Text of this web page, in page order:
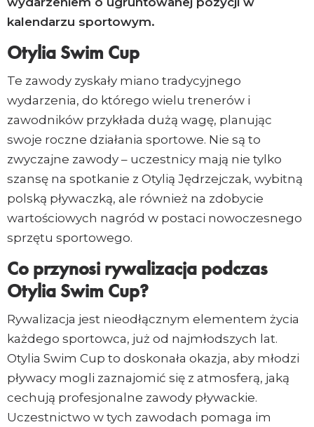
kalendarzu sportowym.
Otylia Swim Cup
Te zawody zyskały miano tradycyjnego
wydarzenia, do którego wielu trenerów i
zawodników przykłada dużą wagę, planując
swoje roczne działania sportowe. Nie są to
zwyczajne zawody – uczestnicy mają nie tylko
szansę na spotkanie z Otylią Jędrzejczak, wybitną
polską pływaczką, ale również na zdobycie
wartościowych nagród w postaci nowoczesnego
sprzętu sportowego.
Co przynosi rywalizacja podczas
Otylia Swim Cup?
Rywalizacja jest nieodłącznym elementem życia
każdego sportowca, już od najmłodszych lat.
Otylia Swim Cup to doskonała okazja, aby młodzi
pływacy mogli zaznajomić się z atmosferą, jaką
cechują profesjonalne zawody pływackie.
Uczestnictwo w tych zawodach pomaga im